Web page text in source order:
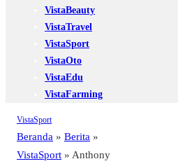
VistaBeauty
VistaTravel
VistaSport
VistaOto
VistaEdu
VistaFarming
VistaSport
Beranda » Berita »
VistaSport » Anthony